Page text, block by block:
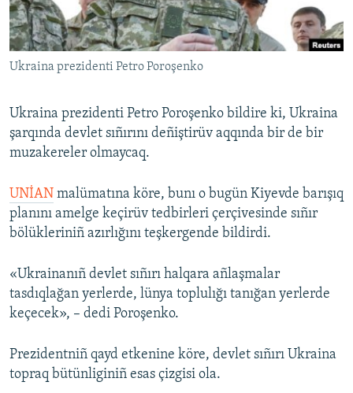
Русский
Українською
Ukraina prezidenti Petro Poroşenko
Ukraina prezidenti Petro Poroşenko bildire ki, Ukraina
şarqında devlet sıñırını deñiştirüv aqqında bir de bir
muzakereler olmaycaq.
UNİAN malümatına köre, bunı o bugün Kiyevde barışıq
planını amelge keçirüv tedbirleri çerçivesinde sıñır
bölükleriniñ azırlığını teşkergende bildirdi.
«Ukrainanıñ devlet sıñırı halqara añlaşmalar
tasdıqlağan yerlerde, lünya toplulığı tanığan yerlerde
keçecek», – dedi Poroşenko.
Prezidentniñ qayd etkenine köre, devlet sıñırı Ukraina
topraq bütünliginiñ esas çizgisi ola.